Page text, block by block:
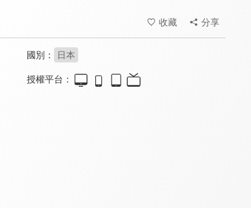
收藏 分享
國別： 日本
授權平台：